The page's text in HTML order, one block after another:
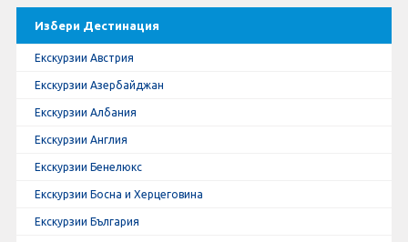
Избери Дестинация
Екскурзии Австрия
Екскурзии Азербайджан
Екскурзии Албания
Екскурзии Англия
Екскурзии Бенелюкс
Екскурзии Босна и Херцеговина
Екскурзии България